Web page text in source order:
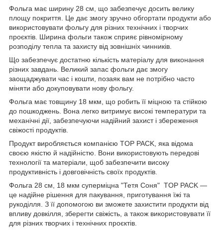
Фольга має ширину 28 см, що забезпечує досить велику
площу покриття. Це дає змогу зручно обгортати продукти або
використовувати фольгу для різних технічних і творчих
проєктів. Ширина фольги також сприяє рівномірному
розподілу тепла та захисту від зовнішніх чинників.
Що забезпечує достатню кількість матеріалу для виконання
різних завдань. Великий запас фольги дає змогу
заощаджувати час і кошти, позаяк вам не потрібно часто
міняти або докуповувати нову фольгу.
Фольга має товщину 18 мкм, що робить її міцною та стійкою
до пошкоджень. Вона легко витримує високі температури та
механічні дії, забезпечуючи надійний захист і збереження
свіжості продуктів.
Продукт виробляється компанією TOP PACK, яка відома
своєю якістю й надійністю. Вони використовують передові
технології та матеріали, щоб забезпечити високу
продуктивність і довговічність своїх продуктів.
Фольга 28 см, 18 мкм суперміцна "Тетя Соня" TOP PACK —
це надійне рішення для пакування, приготування їжі та
рукоділля. З її допомогою ви зможете захистити продукти від
впливу довкілля, зберегти свіжість, а також використовувати її
для різних творчих і технічних проєктів.